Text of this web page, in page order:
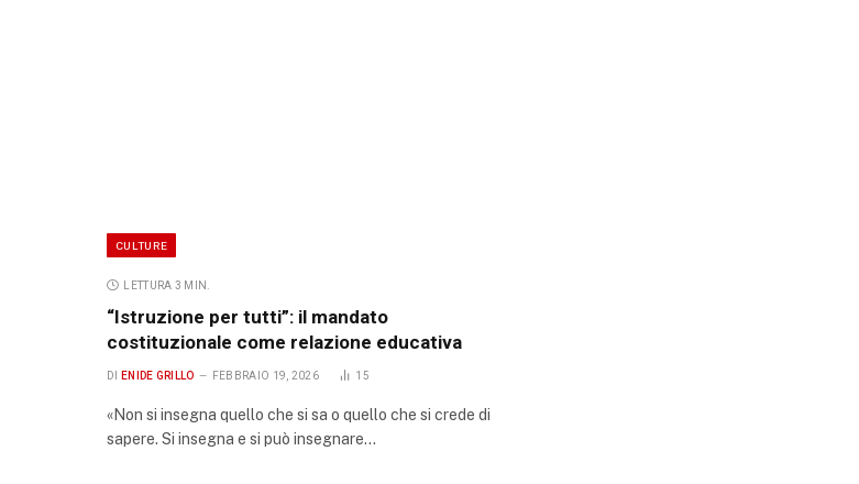
CULTURE
LETTURA 3 MIN.
“Istruzione per tutti”: il mandato
costituzionale come relazione educativa
DI ENIDE GRILLO FEBBRAIO 19, 2026 15
«Non si insegna quello che si sa o quello che si crede di
sapere. Si insegna e si può insegnare…